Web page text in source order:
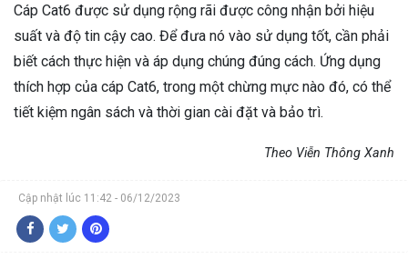
Cáp Cat6 được sử dụng rộng rãi được công nhận bởi hiệu
suất và độ tin cậy cao. Để đưa nó vào sử dụng tốt, cần phải
biết cách thực hiện và áp dụng chúng đúng cách. Ứng dụng
thích hợp của cáp Cat6, trong một chừng mực nào đó, có thể
tiết kiệm ngân sách và thời gian cài đặt và bảo trì.
Theo Viễn Thông Xanh
Cập nhật lúc 11:42 - 06/12/2023